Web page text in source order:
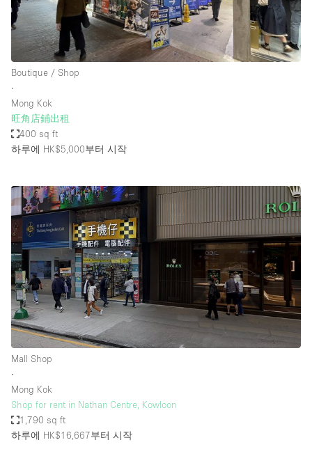
Boutique / Shop
∙
Mong Kok
旺角店鋪出租
400 sq ft
하루에 HK$5,000부터 시작
Mall Shop
∙
Mong Kok
Shop for rent in Nathan Centre, Kowloon
1,790 sq ft
하루에 HK$16,667부터 시작